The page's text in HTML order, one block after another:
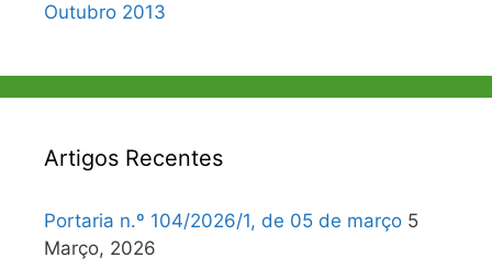
Outubro 2013
Artigos Recentes
Portaria n.º 104/2026/1, de 05 de março 5
Março, 2026